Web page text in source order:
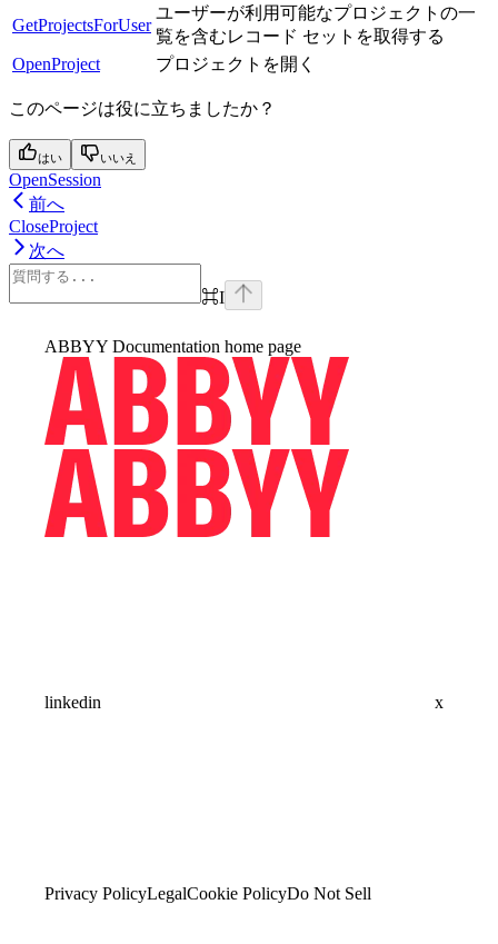
GetProjectsForUser
ユーザーが利用可能なプロジェクトの一
覧を含むレコード セットを取得する
OpenProject
プロジェクトを開く
このページは役に立ちましたか？
はい いいえ
OpenSession
前へ
CloseProject
次へ
⌘I
ABBYY Documentation home page
linkedin x
Privacy PolicyLegalCookie PolicyDo Not Sell